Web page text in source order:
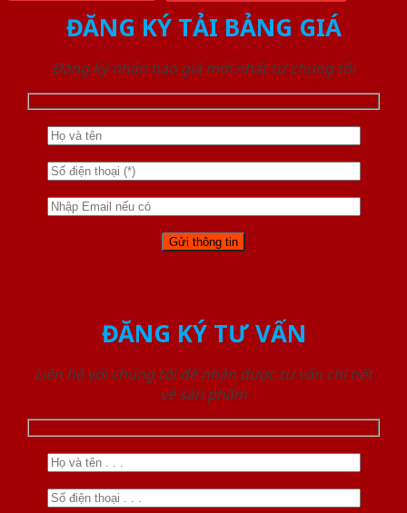
ĐĂNG KÝ TẢI BẢNG GIÁ
Đăng ký nhận báo giá mới nhất từ chúng tôi
ĐĂNG KÝ TƯ VẤN
Liên hệ với chúng tôi để nhận được tư vấn chi tiết
về sản phẩm